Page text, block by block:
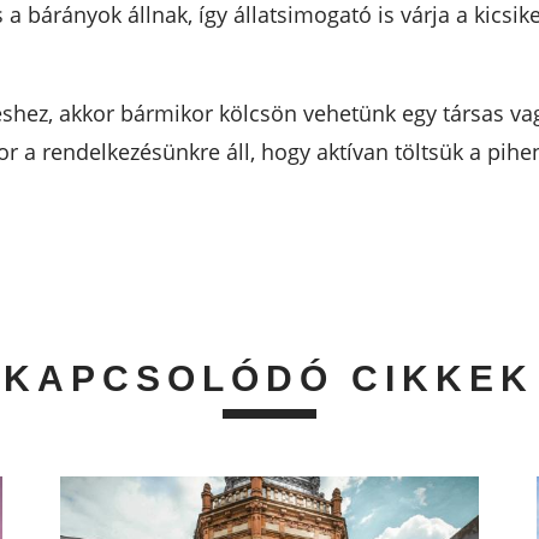
bárányok állnak, így állatsimogató is várja a
akkor bármikor kölcsön vehetünk egy társas
a rendelkezésünkre áll, hogy aktívan töltsük a
KAPCSOLÓDÓ CIKKEK